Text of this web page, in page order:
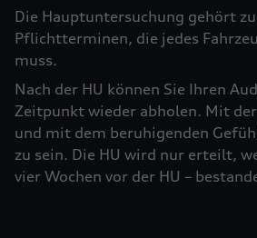
Die Hauptuntersuchung gehört
Pflichtterminen, die jedes
muss.
Nach der HU können Sie Ihren
Zeitpunkt wieder abholen. Mit
und mit dem beruhigenden
zu sein. Die HU wird nur erteilt,
vier ­Woch­en vor der HU –